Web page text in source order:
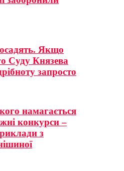
Якщо
Суду Князева
запросто
намагається
конкурси –
з